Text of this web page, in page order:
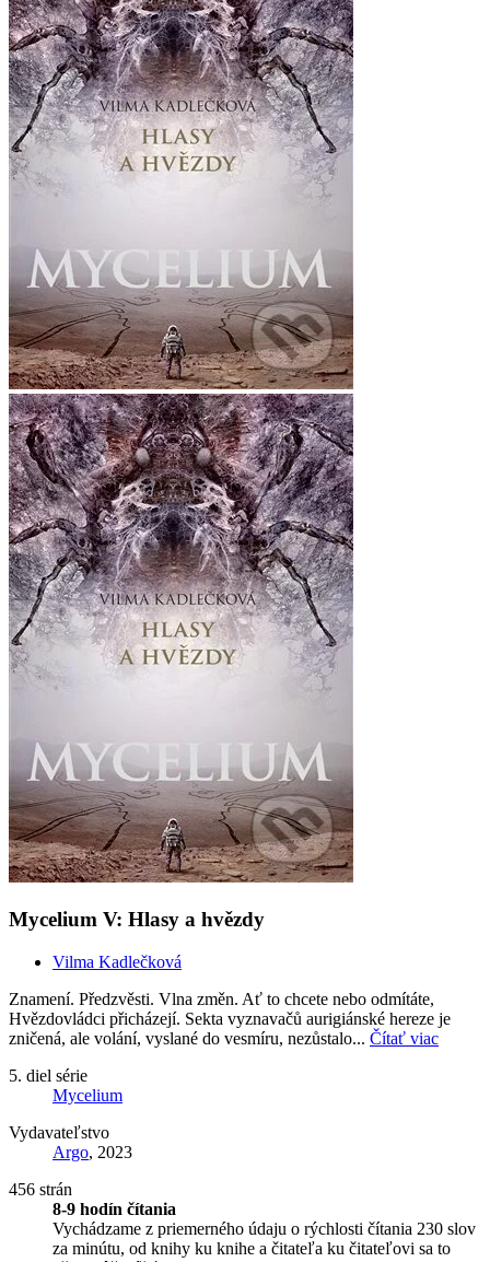
Mycelium V: Hlasy a hvězdy
Vilma Kadlečková
Znamení. Předzvěsti. Vlna změn. Ať to chcete nebo odmítáte,
Hvězdovládci přicházejí. Sekta vyznavačů aurigiánské hereze je
zničená, ale volání, vyslané do vesmíru, nezůstalo... Čítať viac
5. diel série
Mycelium
Vydavateľstvo
Argo, 2023
456 strán
8-9 hodín čítania
Vychádzame z priemerného údaju o rýchlosti čítania 230 slov
za minútu, od knihy ku knihe a čitateľa ku čitateľovi sa to